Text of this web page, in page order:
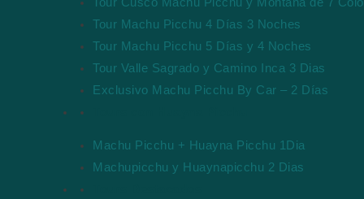
Tour Machu Picchu 4 Días 3 Noches
Tour Machu Picchu 5 Días y 4 Noches
Tour Valle Sagrado y Camino Inca 3 Dias
Exclusivo Machu Picchu By Car – 2 Días
Machu Picchu + Huayna Picchu 1Dia
Machupicchu y Huaynapicchu 2 Dias